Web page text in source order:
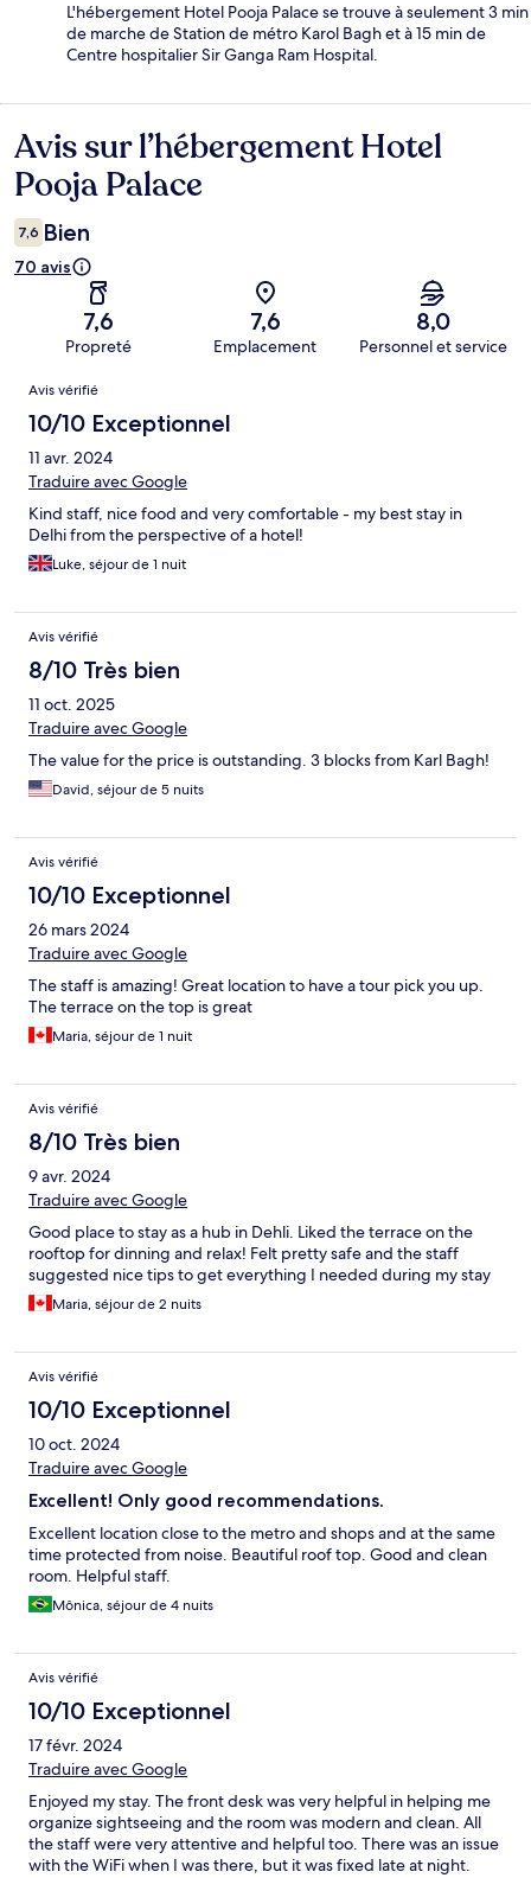
L'hébergement Hotel Pooja Palace se trouve à seulement 3 min
de marche de Station de métro Karol Bagh et à 15 min de
Centre hospitalier Sir Ganga Ram Hospital.
Avis
Avis sur l’hébergement Hotel
Pooja Palace
7,6 Bien
70 avis
7,6
Propreté
7,6
Emplacement
8,0
Personnel et service
Avis
Avis vérifié
10/10 Exceptionnel
11 avr. 2024
Traduire avec Google
Kind staff, nice food and very comfortable - my best stay in
Delhi from the perspective of a hotel!
Luke, séjour de 1 nuit
Avis vérifié
8/10 Très bien
11 oct. 2025
Traduire avec Google
The value for the price is outstanding. 3 blocks from Karl Bagh!
David, séjour de 5 nuits
Avis vérifié
10/10 Exceptionnel
26 mars 2024
Traduire avec Google
The staff is amazing! Great location to have a tour pick you up.
The terrace on the top is great
Maria, séjour de 1 nuit
Avis vérifié
8/10 Très bien
9 avr. 2024
Traduire avec Google
Good place to stay as a hub in Dehli. Liked the terrace on the
rooftop for dinning and relax! Felt pretty safe and the staff
suggested nice tips to get everything I needed during my stay
Maria, séjour de 2 nuits
Avis vérifié
10/10 Exceptionnel
10 oct. 2024
Traduire avec Google
Excellent! Only good recommendations.
Excellent location close to the metro and shops and at the same
time protected from noise. Beautiful roof top. Good and clean
room. Helpful staff.
Mônica, séjour de 4 nuits
Avis vérifié
10/10 Exceptionnel
17 févr. 2024
Traduire avec Google
Enjoyed my stay. The front desk was very helpful in helping me
organize sightseeing and the room was modern and clean. All
the staff were very attentive and helpful too. There was an issue
with the WiFi when I was there, but it was fixed late at night.